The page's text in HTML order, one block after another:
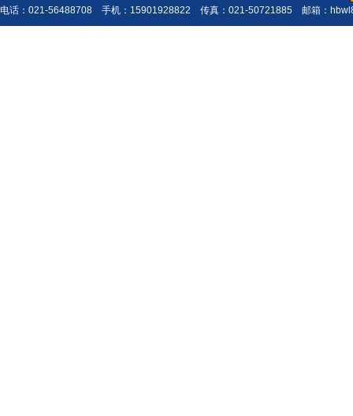
电话：021-56488708 手机：15901928822 传真：021-50721885 邮箱：